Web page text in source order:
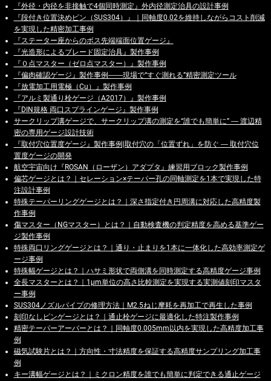
『外径・内径を非接触で4個同時測定』外内径測定治具の設計事例
『段付き位置決めピン（SUS304）』｜同軸度0.02を維持しながらコスト削減
を実現した精密加工事例
『ステーター座からのボス先端端面位置ゲージ』
『光造形によるブレード固定治具』製作事例
『０点マスター（ゼロ点マスター）』製作事例
『偏肉確認ゲージ』製作事例――現場で“すぐ測れる”精密測定ツール
『放電加工用電極（Cu）』製作事例
『アルミ製通り栓ゲージ（A2017）』製作事例
『DIN規格 両口スプラインゲージ』製作事例
サークリップ溝ゲージで、サークリップ溝の測定を“誰でも簡単に” ― 渡辺精
密の専用ゲージ設計技術
『取付穴位置度ゲージ』製作事例|取付穴の「位置ずれ」を防ぐ ― 取付穴位
置度ゲージの開発
航空宇宙向け『ROSAN（ローザン）アダプタ』練習用ブロック製作事例
偏芯ゲージとは？｜セレーション×テーパー孔の同軸測定を1本で実現した特
注設計事例
特殊テーパーリングゲージとは？｜深さ指定付き円周溝に対応した高精度製
作事例
傷マスター（NGマスター）とは？｜自動検査機の判定精度を高める基準ゲー
ジ製作事例
特殊両口リングゲージとは？｜通り・止まりを1本に一体化した高効率測定ゲ
ージ事例
特殊幅ゲージとは？｜ハサミ形状で両側溝を同時測定する高精度ゲージ事例
全長マスターとは？｜1μm単位の高さ比較測定を実現する実測値刻印マスタ
ー事例
SUS304ノズルパイプの修理方法｜M2.5ねじ摩耗を再加工で再生した事例
刻印なしピンゲージとは？｜通止栓ゲージに最適化した特注製作事例
精密テーパーアーバーとは？｜同軸度0.005mm以内を実現した高精度加工事
例
磁気試験片とは？｜方向性・寸法精度を保証する高精度サンプリング加工事
例
キー溝幅ゲージとは？｜ミクロン精度を誰でも簡単に判定できる通止ゲージ